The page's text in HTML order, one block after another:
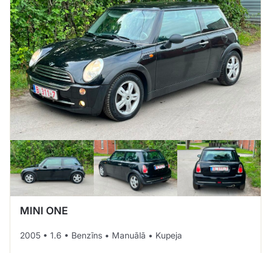
MINI ONE
2005 • 1.6 • Benzīns • Manuālā • Kupeja